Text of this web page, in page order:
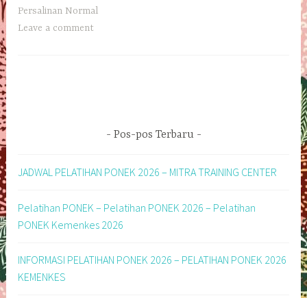
Persalinan Normal
Leave a comment
Pos-pos Terbaru
JADWAL PELATIHAN PONEK 2026 – MITRA TRAINING CENTER
Pelatihan PONEK – Pelatihan PONEK 2026 – Pelatihan
PONEK Kemenkes 2026
INFORMASI PELATIHAN PONEK 2026 – PELATIHAN PONEK 2026
KEMENKES